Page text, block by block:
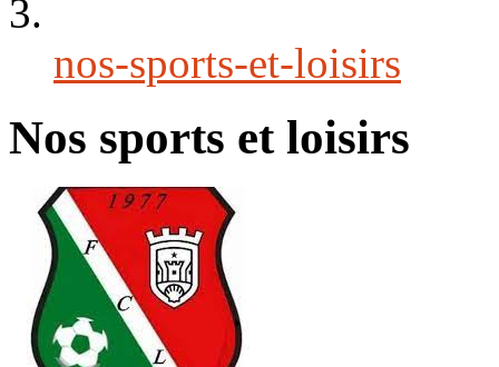
nos-sports-et-loisirs
Nos sports et loisirs